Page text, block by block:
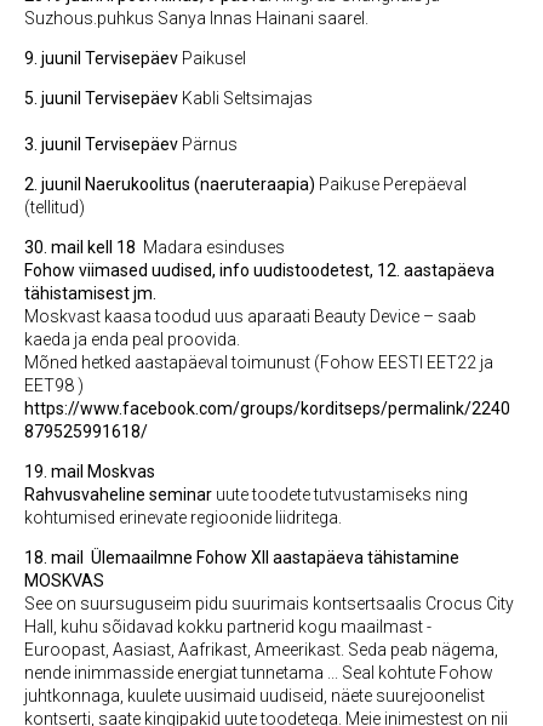
Suzhous.puhkus Sanya lnnas Hainani saarel.
9. juunil Tervisepäev Paikusel
5. juunil Tervisepäev Kabli Seltsimajas
3. juunil Tervisepäev Pärnus
2. juunil Naerukoolitus (naeruteraapia) Paikuse Perepäeval
(tellitud)
30. mail kell 18 Madara esinduses
Fohow viimased uudised, info uudistoodetest, 12. aastapäeva
tähistamisest jm.
Moskvast kaasa toodud uus aparaati Beauty Device – saab
kaeda ja enda peal proovida.
Mõned hetked aastapäeval toimunust (Fohow EESTI EET22 ja
EET98 )
https://www.facebook.com/groups/korditseps/permalink/2240
879525991618/
19. mail Moskvas
Rahvusvaheline seminar uute toodete tutvustamiseks ning
kohtumised erinevate regioonide liidritega.
18. mail Ülemaailmne Fohow XII aastapäeva tähistamine
MOSKVAS
See on suursuguseim pidu suurimais kontsertsaalis Crocus City
Hall, kuhu sõidavad kokku partnerid kogu maailmast -
Euroopast, Aasiast, Aafrikast, Ameerikast. Seda peab nägema,
nende inimmasside energiat tunnetama ... Seal kohtute Fohow
juhtkonnaga, kuulete uusimaid uudiseid, näete suurejoonelist
kontserti, saate kingipakid uute toodetega. Meie inimestest on nii